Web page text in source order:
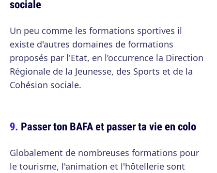
sociale
Un peu comme les formations sportives il
existe d'autres domaines de formations
proposés par l'Etat, en l’occurrence la Direction
Régionale de la Jeunesse, des Sports et de la
Cohésion sociale.
Passer ton BAFA et passer ta vie en colo
Globalement de nombreuses formations pour
le tourisme, l'animation et l'hôtellerie sont